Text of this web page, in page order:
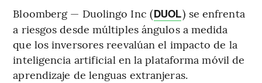
Bloomberg — Duolingo Inc (DUOL) se enfrenta
a riesgos desde múltiples ángulos a medida
que los inversores reevalúan el impacto de la
inteligencia artificial en la plataforma móvil de
aprendizaje de lenguas extranjeras.